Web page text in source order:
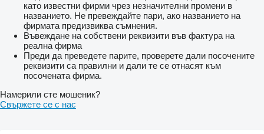
като известни фирми чрез незначителни промени в
названието. Не превеждайте пари, ако названието на
фирмата предизвиква съмнения.
Въвеждане на собствени реквизити във фактура на
реална фирма
Преди да преведете парите, проверете дали посочените
реквизити са правилни и дали те се отнасят към
посочената фирма.
Намерили сте мошеник?
Свържете се с нас